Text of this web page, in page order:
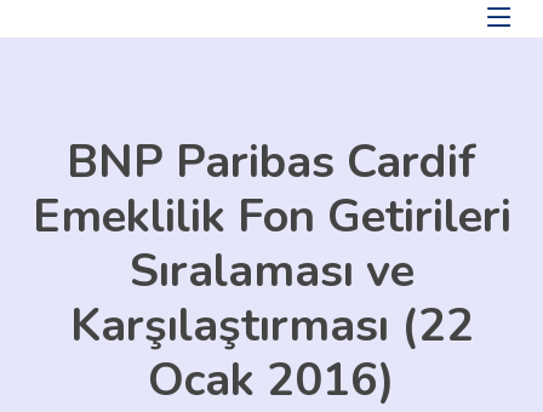
BNP Paribas Cardif
Emeklilik Fon Getirileri
Sıralaması ve
Karşılaştırması (22
Ocak 2016)